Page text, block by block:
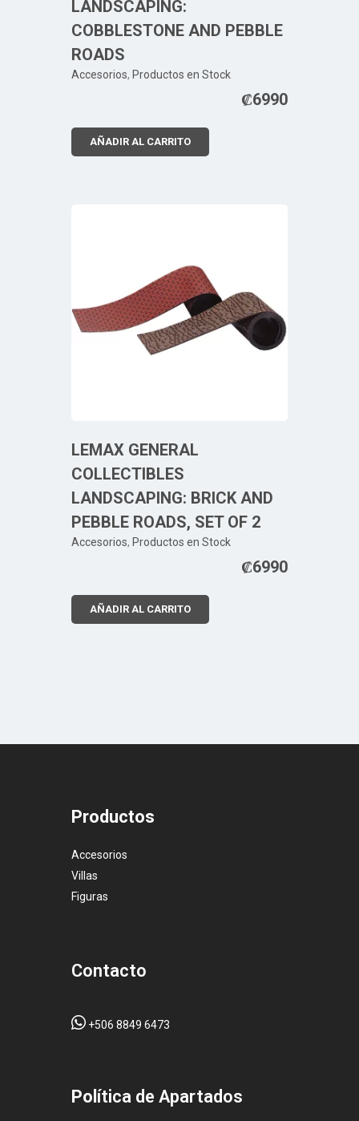
LANDSCAPING:
COBBLESTONE AND PEBBLE
ROADS
Accesorios, Productos en Stock
₡6990
AÑADIR AL CARRITO
LEMAX GENERAL
COLLECTIBLES
LANDSCAPING: BRICK AND
PEBBLE ROADS, SET OF 2
Accesorios, Productos en Stock
₡6990
AÑADIR AL CARRITO
Productos
Accesorios
Villas
Figuras
Contacto
+506 8849 6473
Pol ítica de Apartados